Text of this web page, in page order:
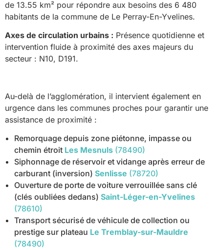
de 13.55 km² pour répondre aux besoins des 6 480
habitants de la commune de Le Perray-En-Yvelines.
Axes de circulation urbains : Présence quotidienne et
intervention fluide à proximité des axes majeurs du
secteur : N10, D191.
Au-delà de l’agglomération, il intervient également en
urgence dans les communes proches pour garantir une
assistance de proximité :
Remorquage depuis zone piétonne, impasse ou
chemin étroit Les Mesnuls (78490)
Siphonnage de réservoir et vidange après erreur de
carburant (inversion) Senlisse (78720)
Ouverture de porte de voiture verrouillée sans clé
(clés oubliées dedans) Saint-Léger-en-Yvelines
(78610)
Transport sécurisé de véhicule de collection ou
prestige sur plateau Le Tremblay-sur-Mauldre
(78490)